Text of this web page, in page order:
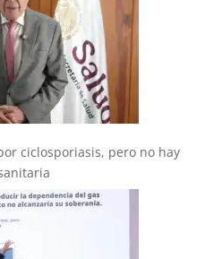
ciclosporiasis, pero no hay